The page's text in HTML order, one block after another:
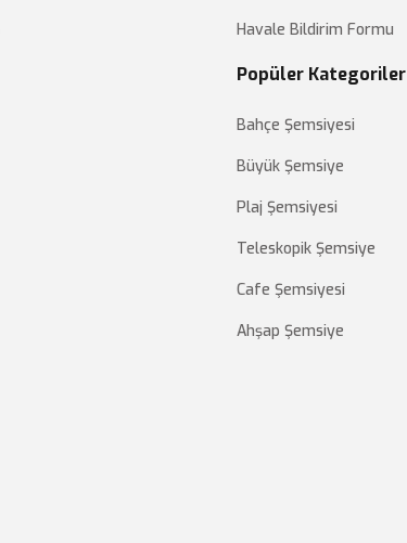
Havale Bildirim Formu
Popüler Kategoriler
Bahçe Şemsiyesi
Büyük Şemsiye
Plaj Şemsiyesi
Teleskopik Şemsiye
Cafe Şemsiyesi
Ahşap Şemsiye